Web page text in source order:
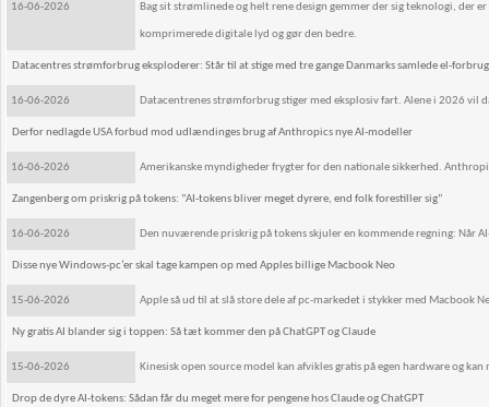
16-06-2026 Bag sit strømlinede og helt rene design gemmer der sig teknologi, der
komprimerede digitale lyd og gør den bedre.
Datacentres strømforbrug eksploderer: Står til at stige med tre gange Danmarks samlede el-
16-06-2026 Datacentrenes strømforbrug stiger med eksplosiv fart. Alene i 2026 vil
Derfor nedlagde USA forbud mod udlændinges brug af Anthropics nye AI-modeller
16-06-2026 Amerikanske myndigheder frygter for den nationale sikkerhed.
Zangenberg om priskrig på tokens: ”AI-tokens bliver meget dyrere, end folk forestiller sig”
16-06-2026 Den nuværende priskrig på tokens skjuler en kommende regning: Når
Disse nye Windows-pc’er skal tage kampen op med Apples billige Macbook Neo
15-06-2026 Apple så ud til at slå store dele af pc-markedet i stykker med Macbook
Ny gratis AI blander sig i toppen: Så tæt kommer den på ChatGPT og Claude
15-06-2026 Kinesisk open source model kan afvikles gratis på egen hardware og
Drop de dyre AI-tokens: Sådan får du meget mere for pengene hos Claude og ChatGPT